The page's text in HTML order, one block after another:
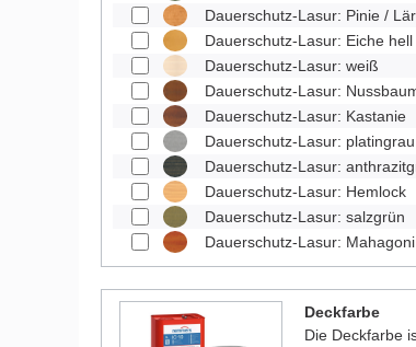
Dauerschutz-Lasur: Pinie /
Dauerschutz-Lasur: Eiche hell
Dauerschutz-Lasur: weiß
Dauerschutz-Lasur:
Dauerschutz-Lasur: Kastanie
Dauerschutz-Lasur: platingrau
Dauerschutz-Lasur:
Dauerschutz-Lasur: Hemlock
Dauerschutz-Lasur: salzgrün
Dauerschutz-Lasur: Mahagoni
Deckfarbe
Die Deckfarbe